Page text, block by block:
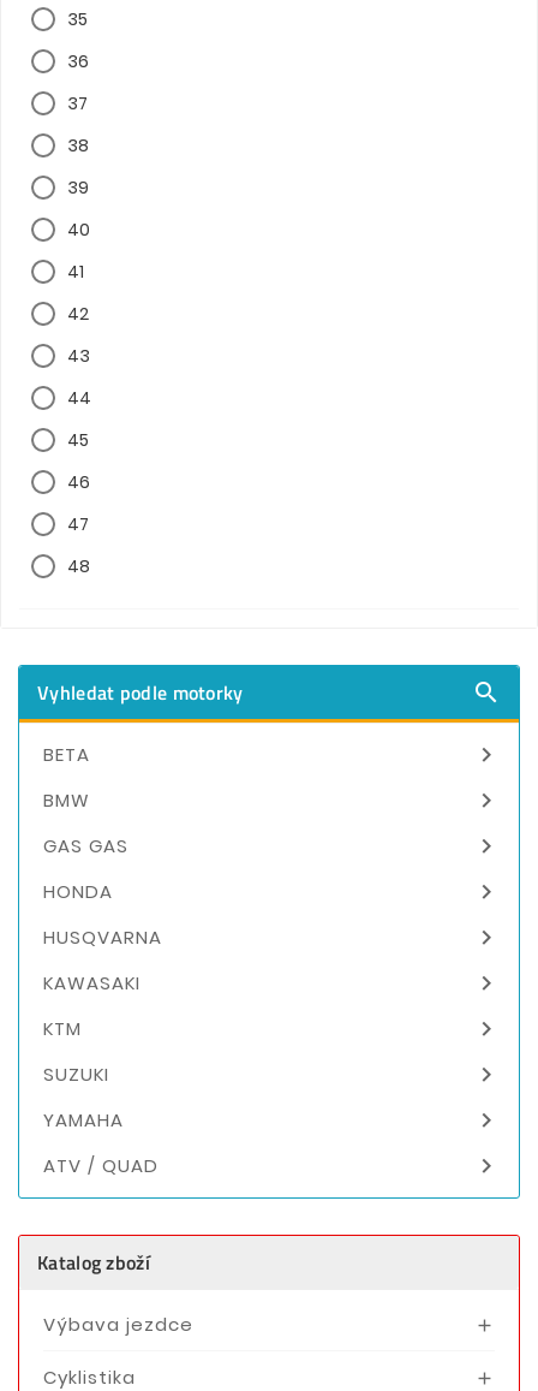
35
36
37
38
39
40
41
42
43
44
45
46
47
48
Vyhledat podle motorky 
BETA 
BMW 
GAS GAS 
HONDA 
HUSQVARNA 
KAWASAKI 
KTM 
SUZUKI 
YAMAHA 
ATV / QUAD 
Katalog zboží
Výbava jezdce 
Cyklistika 